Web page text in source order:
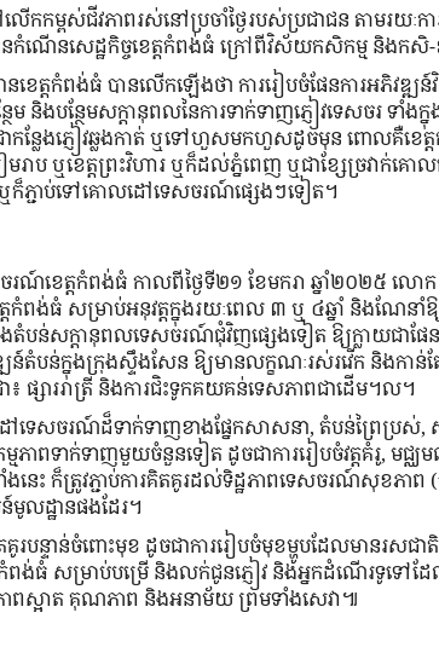
ម្ពស់ជីវភាពរស់នៅប្រចាំថ្ងៃរបស់ប្រជាជន តាមរយៈក
ឋានកំណើនសេដ្ឋកិច្ចខេត្តកំពង់ធំ ក្រៅពីវិស័យកសិកម្ម និងក
ានខេត្តកំពង់ធំ បានលើកឡើងថា ការរៀបចំផែនការអភិ
ម និងបន្ថែមសក្ដានុពលនៃការទាក់ទាញភ្ញៀវទេសចរ ទាំង
ាកន្លែងភ្ញៀវឆ្លងកាត់ ឬទៅហួសមកហួសដូចមុន ពោលគឺខេត្ត
រាប ឬខេត្តព្រះវិហារ ឬក៏ដល់ភ្នំពេញ ឬជាខ្សែច្រវា
ក៏ភ្ជាប់ទៅគោលដៅទេសចរណ៍ផ្សេងៗទៀត។
ណ៍ខេត្តកំពង់ធំ កាលពីថ្ងៃទី២១ ខែមករា ឆ្នាំ២០២៥ លោក
ង់ធំ សម្រាប់អនុវត្តក្នុងរយៈពេល ៣ ឬ ៤ឆ្នាំ និងណែនាំឱ្
បន់សក្តានុពលទេសចរណ៍ជុំវិញផ្សេងទៀត ឱ្យក្លាយជាផែ
ន៍តំបន់ក្នុងក្រុងស្ទឹងសែន ឱ្យមានលក្ខណៈរស់រវើក និងកាន់ត
ផ្សាររាត្រី និងការជិះទូកគយគន់ទេសភាពជាដើម។ល។
ៅទេសចរណ៍ដ៏ទាក់ទាញខាងផ្នែកសាសនា, តំបន់ព្រៃប្រស់,
ាពទាក់ទាញមួយចំនួនទៀត ដូចជាការរៀបចំវត្តគំរូ, មជ្ឈ
ះ ក៏ត្រូវភ្ជាប់ការគិតគូរដល់ទិដ្ឋភាពទេសចរណ៍សុខភាព
លដ្ឋានផងដែរ។
គូរបន្ទាន់ចំពោះមុខ ដូចជាការរៀបចំមុខម្ហូបដែលមានរស
ពង់ធំ សម្រាប់បម្រើ និងលក់ជូនភ្ញៀវ និងអ្នកដំណើរទូទៅដែ
ាពស្អាត គុណភាព និងអនាម័យ ព្រមទាំងសេវា៕